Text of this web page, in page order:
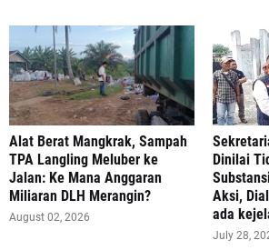
Alat Berat Mangkrak, Sampah
TPA Langling Meluber ke
Jalan: Ke Mana Anggaran
Miliaran DLH Merangin?
August 02, 2026
Dinilai
Aksi,
ada
July 28,